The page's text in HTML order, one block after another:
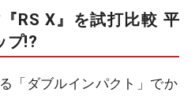
『RS X』を試打比較 平
プ!?
「ダブルインパクト」でか